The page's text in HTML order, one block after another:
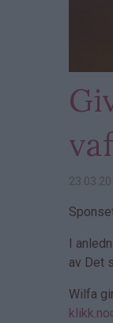
I
av Det
Wilfa
klikk.no